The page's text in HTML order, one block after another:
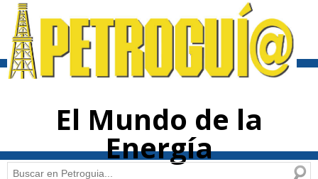
contenido
El Mundo de la
Energía
Buscar